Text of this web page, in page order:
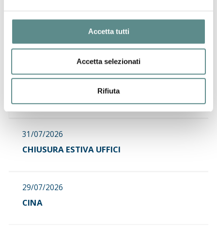
Accetta tutti
Accetta selezionati
Rifiuta
imballaggio (PPWR)
31/07/2026
CHIUSURA ESTIVA UFFICI
29/07/2026
CINA